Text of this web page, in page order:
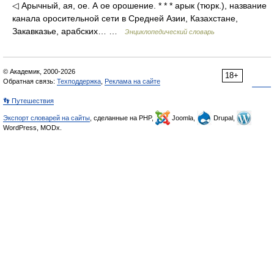
◁ Арычный, ая, ое. А ое орошение. * * * арык (тюрк.), название
канала оросительной сети в Средней Азии, Казахстане,
Закавказье, арабских… …
Энциклопедический словарь
18+
© Академик, 2000-2026
Обратная связь: Техподдержка Реклама на сайте
👣 Путешествия
Экспорт словарей на сайты , сделанные на PHP, Joomla,
Drupal,
WordPress, MODx.